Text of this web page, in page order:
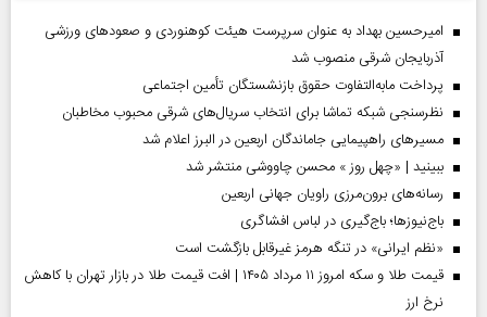
امیرحسین بهداد به عنوان سرپرست هیئت کوهنوردی و صعودهای ورزشی
آذربایجان شرقی منصوب شد
پرداخت مابه‌التفاوت حقوق بازنشستگان تأمین اجتماعی
نظرسنجی شبکه تماشا برای انتخاب سریال‌های شرقی محبوب مخاطبان
مسیر‌های راهپیمایی جاماندگان اربعین در البرز اعلام شد
ببینید | «چهل روز » محسن چاووشی منتشر شد
رسانه‌های برون‌مرزی راویان جهانی اربعین
باج‌نیوزها؛ باج‌گیری در لباس افشاگری
«نظم ایرانی» در تنگه هرمز غیرقابل بازگشت است
قیمت طلا و سکه امروز ۱۱ مرداد ۱۴۰۵ | افت قیمت طلا در بازار تهران با کاهش
نرخ ارز